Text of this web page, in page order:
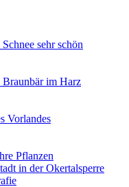
sehr schön
Braunbär im Harz
Vorlandes
Pflanzen
in der Okertalsperre